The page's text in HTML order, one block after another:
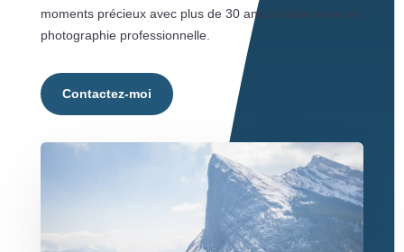
moments précieux avec plus de 30 ans d’expérience en
photographie professionnelle.
Contactez-moi